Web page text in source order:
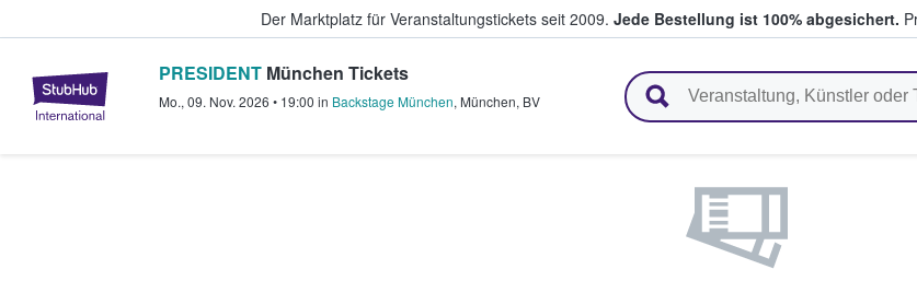
Der Marktplatz für Veranstaltungstickets seit 2009. Jede Bestellung ist 100% abgesichert.
StubHub - Wo Fans Tickets kaufen & verkaufen
PRESIDENT München Tickets
Mo., 09. Nov. 2026 • 19:00 in Backstage München, München, BV